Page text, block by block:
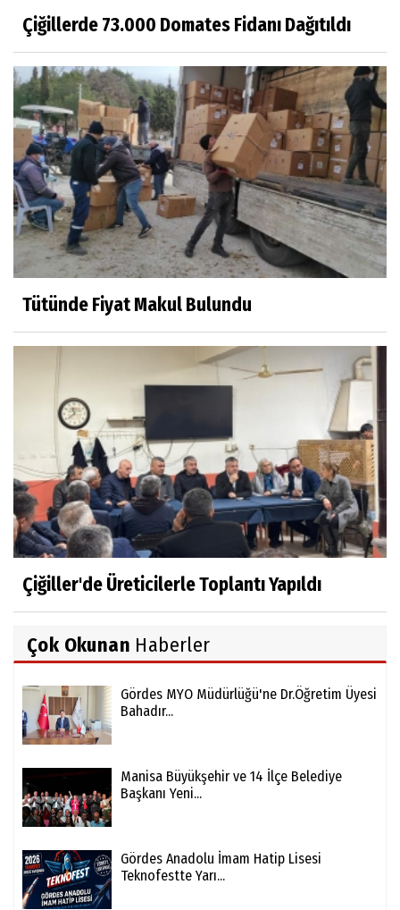
Çiğillerde 73.000 Domates Fidanı Dağıtıldı
Tütünde Fiyat Makul Bulundu
Çiğiller'de Üreticilerle Toplantı Yapıldı
Çok Okunan Haberler
Gördes MYO Müdürlüğü'ne Dr.Öğretim Üyesi
Bahadır...
Manisa Büyükşehir ve 14 İlçe Belediye
Başkanı Yeni...
Gördes Anadolu İmam Hatip Lisesi
Teknofestte Yarı...